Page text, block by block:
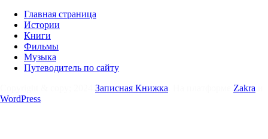
Главная страница
Истории
Книги
Фильмы
Музыка
Путеводитель по сайту
Записная Книжка Zakra
WordPress